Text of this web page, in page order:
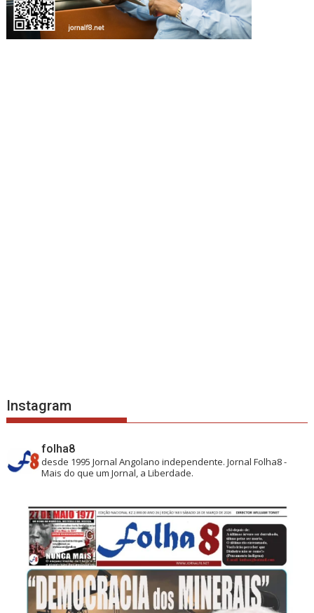
Instagram
folha8
desde 1995 Jornal Angolano independente.Jornal Folha8 -
Mais do que um Jornal, a Liberdade.